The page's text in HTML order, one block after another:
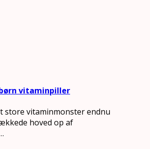
vitaminpiller
store vitaminmonster endnu
hoved op af